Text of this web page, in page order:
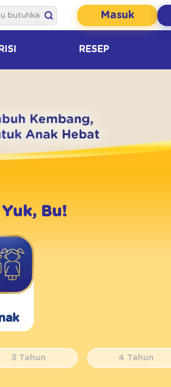
Masuk
RESEP
Bu!
3 Tahun 4 Tahun